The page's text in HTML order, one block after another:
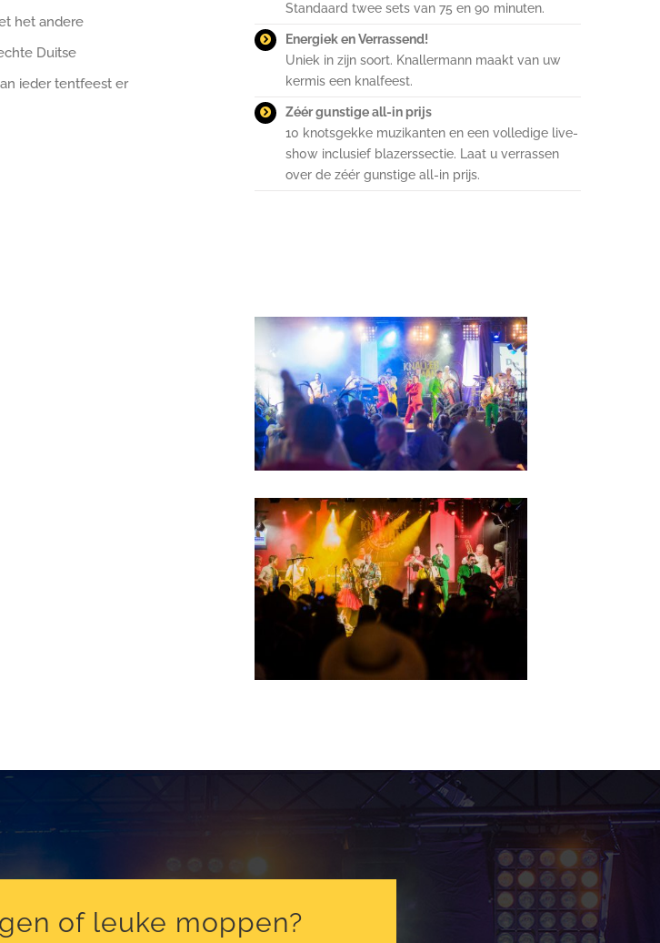
het andere
Duitse
ieder tentfeest er
Standaard twee sets van 75 en 90 minuten.
Energiek en Verrassend!
Uniek in zijn soort. Knallermann maakt van uw
kermis een knalfeest.
Zéér gunstige all-in prijs
10 knotsgekke muzikanten en een volledige live-
sh0w inclusief blazerssectie. Laat u verrassen
over de zéér gunstige all-in prijs.
of leuke moppen?